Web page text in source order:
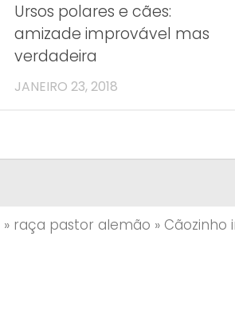
Ursos polares e cães:
amizade improvável mas
verdadeira
JANEIRO 23, 2018
» raça pastor alemão » Cãozinho